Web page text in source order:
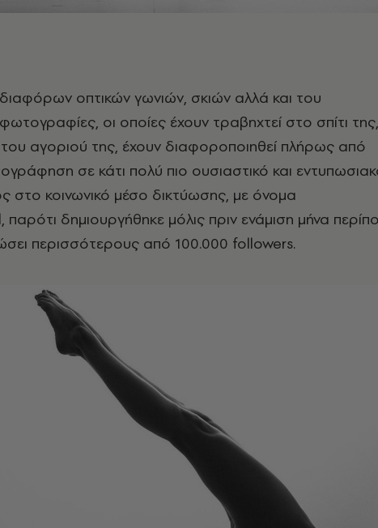
οπτικών γωνιών, σκιών αλλά και του
οι οποίες έχουν τραβηχτεί στο σπίτι της,
αγοριού της, έχουν διαφοροποιηθεί πλήρως από
σε κάτι πολύ πιο ουσιαστικό και
στο κοινωνικό μέσο δικτύωσης, με όνομα
δημιουργήθηκε μόλις πριν ενάμιση μήνα
περισσότερους από 100.000 followers.